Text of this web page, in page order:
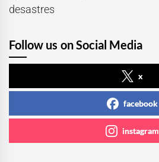
desastres
Follow us on Social Media
x
facebook
instagram